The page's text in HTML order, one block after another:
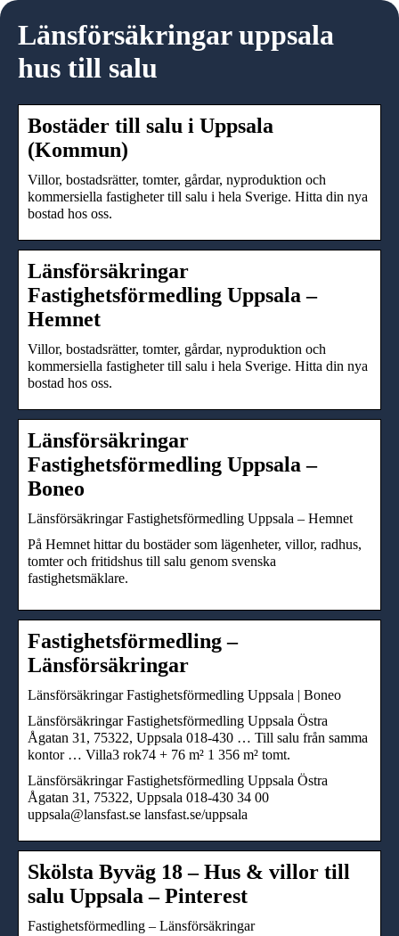
Länsförsäkringar uppsala
hus till salu
Bostäder till salu i Uppsala
(Kommun)
Villor, bostadsrätter, tomter, gårdar, nyproduktion och
kommersiella fastigheter till salu i hela Sverige. Hitta din nya
bostad hos oss.
Länsförsäkringar
Fastighetsförmedling Uppsala –
Hemnet
Villor, bostadsrätter, tomter, gårdar, nyproduktion och
kommersiella fastigheter till salu i hela Sverige. Hitta din nya
bostad hos oss.
Länsförsäkringar
Fastighetsförmedling Uppsala –
Boneo
Länsförsäkringar Fastighetsförmedling Uppsala – Hemnet
På Hemnet hittar du bostäder som lägenheter, villor, radhus,
tomter och fritidshus till salu genom svenska
fastighetsmäklare.
Fastighetsförmedling –
Länsförsäkringar
Länsförsäkringar Fastighetsförmedling Uppsala | Boneo
Länsförsäkringar Fastighetsförmedling Uppsala Östra
Ågatan 31, 75322, Uppsala 018-430 … Till salu från samma
kontor … Villa3 rok74 + 76 m² 1 356 m² tomt.
Länsförsäkringar Fastighetsförmedling Uppsala Östra
Ågatan 31, 75322, Uppsala 018-430 34 00
uppsala@lansfast.se lansfast.se/uppsala
Skölsta Byväg 18 – Hus & villor till
salu Uppsala – Pinterest
Fastighetsförmedling – Länsförsäkringar